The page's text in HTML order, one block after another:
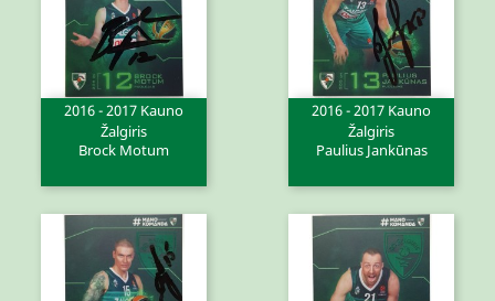
2016 - 2017 Kauno
Žalgiris
Brock Motum
2016 - 2017 Kauno
Žalgiris
Paulius Jankūnas